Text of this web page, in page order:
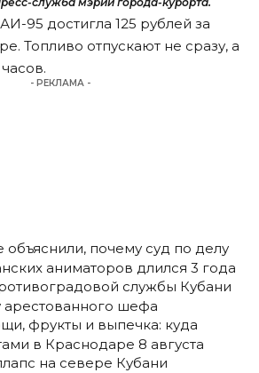
95 достигла 125 рублей за
Топливо отпускают не сразу, а
- РЕКЛАМА -
объяснили, почему суд по делу
аниматоров длился 3 года
службы Кубани
арестованного шефа
фрукты и выпечка: куда
в Краснодаре 8 августа
на севере Кубани